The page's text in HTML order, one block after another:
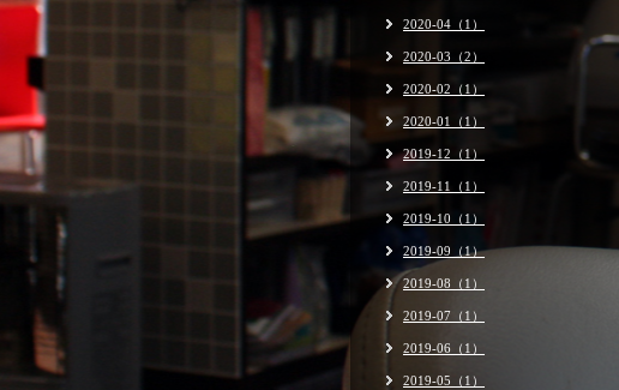
2020-04（1）
2020-03（2）
2020-02（1）
2020-01（1）
2019-12（1）
2019-11（1）
2019-10（1）
2019-09（1）
2019-08（1）
2019-07（1）
2019-06（1）
2019-05（1）